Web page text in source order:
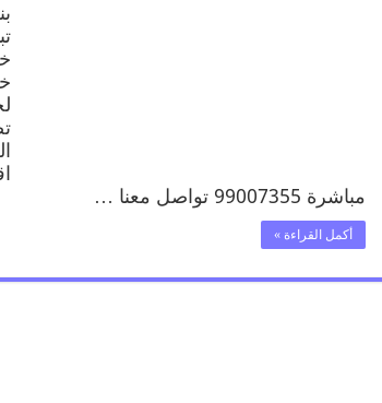
مباشرة 99007355 تواصل معنا …
أكمل القراءة »